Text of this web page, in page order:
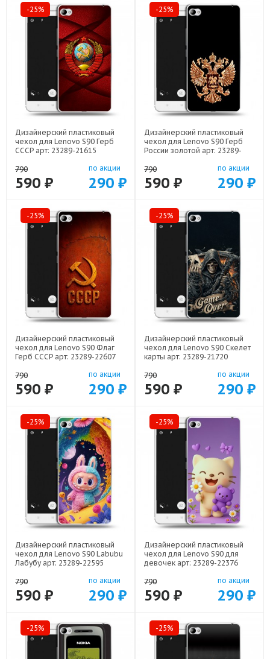
-25%
Дизайнерский пластиковый
чехол для Lenovo S90 Герб
СССР арт: 23289-21615
790
590 ₽
по акции
290 ₽
-25%
Дизайнерский пластиковый
чехол для Lenovo S90 Герб
России золотой арт: 23289-
790
590 ₽
по акции
290 ₽
-25%
Дизайнерский пластиковый
чехол для Lenovo S90 Флаг
Герб СССР арт: 23289-22607
790
590 ₽
по акции
290 ₽
-25%
Дизайнерский пластиковый
чехол для Lenovo S90 Скелет
карты арт: 23289-21720
790
590 ₽
по акции
290 ₽
-25%
Дизайнерский пластиковый
чехол для Lenovo S90 Labubu
Лабубу арт: 23289-22595
790
590 ₽
по акции
290 ₽
-25%
Дизайнерский пластиковый
чехол для Lenovo S90 для
девочек арт: 23289-22376
790
590 ₽
по акции
290 ₽
-25% -25%